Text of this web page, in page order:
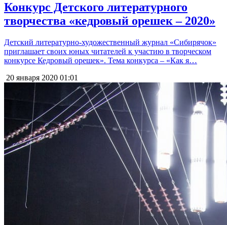
Конкурс Детского литературного
творчества «кедровый орешек – 2020»
Детский литературно-художественный журнал «Сибирячок»
приглашает своих юных читателей к участию в творческом
конкурсе Кедровый орешек». Тема конкурса – «Как я…
20 января 2020 01:01